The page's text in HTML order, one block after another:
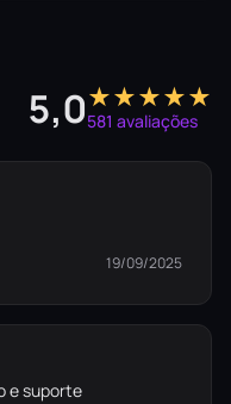
5,0★★★★★
581 avaliações
19/09/2025
e suporte